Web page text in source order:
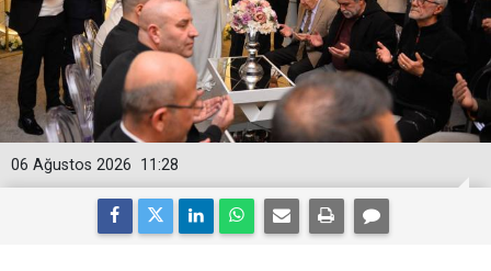
11:28
06 Ağustos 2026